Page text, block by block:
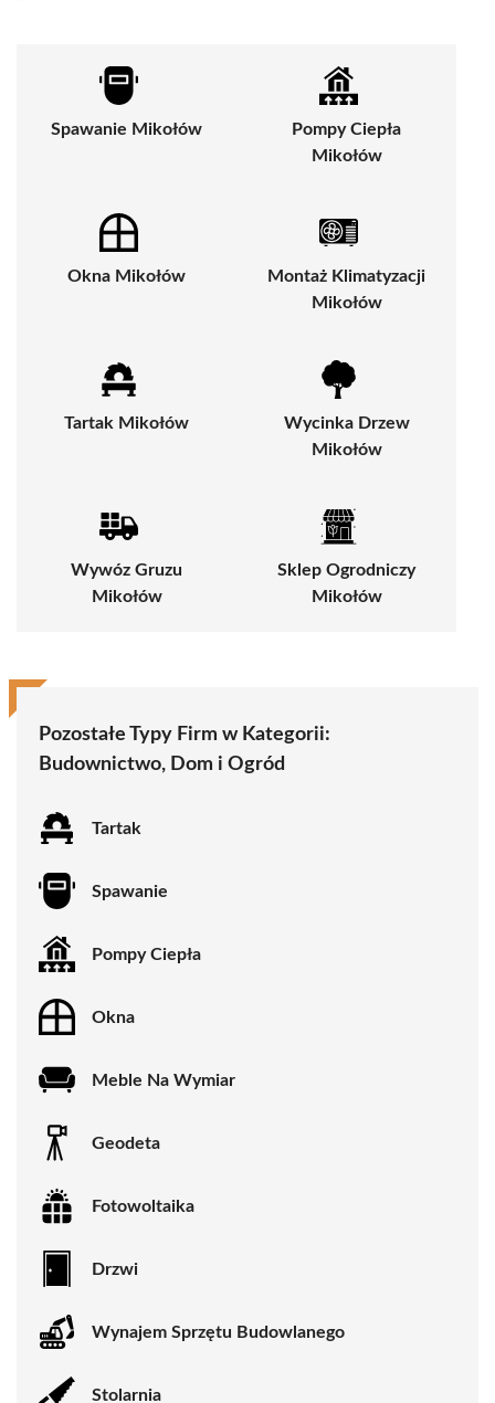
Spawanie Mikołów
Pompy Ciepła
Mikołów
Okna Mikołów
Montaż Klimatyzacji
Mikołów
Tartak Mikołów
Wycinka Drzew
Mikołów
Wywóz Gruzu
Mikołów
Sklep Ogrodniczy
Mikołów
Pozostałe Typy Firm w Kategorii:
Budownictwo, Dom i Ogród
Tartak
Spawanie
Pompy Ciepła
Okna
Meble Na Wymiar
Geodeta
Fotowoltaika
Drzwi
Wynajem Sprzętu Budowlanego
Stolarnia